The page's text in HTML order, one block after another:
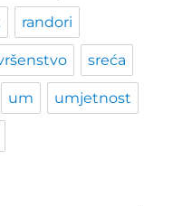
randori
sreća
um umjetnost